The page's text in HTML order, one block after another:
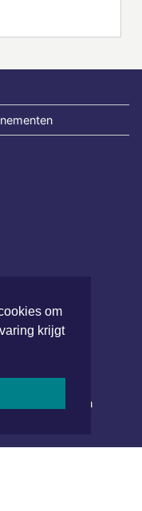
om
krijgt
wekelijks een